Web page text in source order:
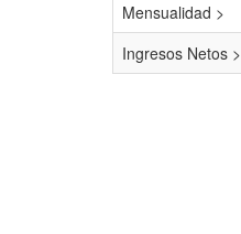
Mensualidad >
Ingresos Netos >